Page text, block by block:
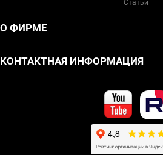
Статьи
О ФИРМЕ
КОНТАКТНАЯ ИНФОРМАЦИЯ